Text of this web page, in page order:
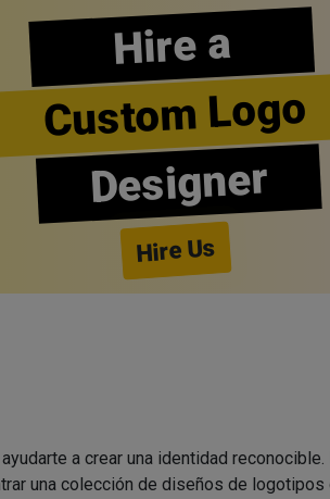
Hire a
Custom Logo
Designer
Hire Us
a crear una identidad
una colección de diseños de